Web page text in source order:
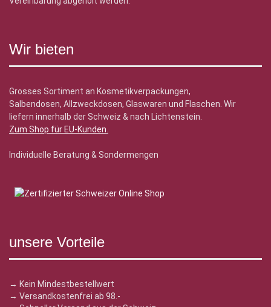
Wir bieten
Grosses Sortiment an Kosmetikverpackungen,
Salbendosen, Allzweckdosen, Glaswaren und Flaschen. Wir
liefern innerhalb der Schweiz & nach Lichtenstein.
Zum Shop für EU-Kunden.
Individuelle Beratung & Sondermengen
unsere Vorteile
→ Kein Mindestbestellwert
→ Versandkostenfrei ab 98.-